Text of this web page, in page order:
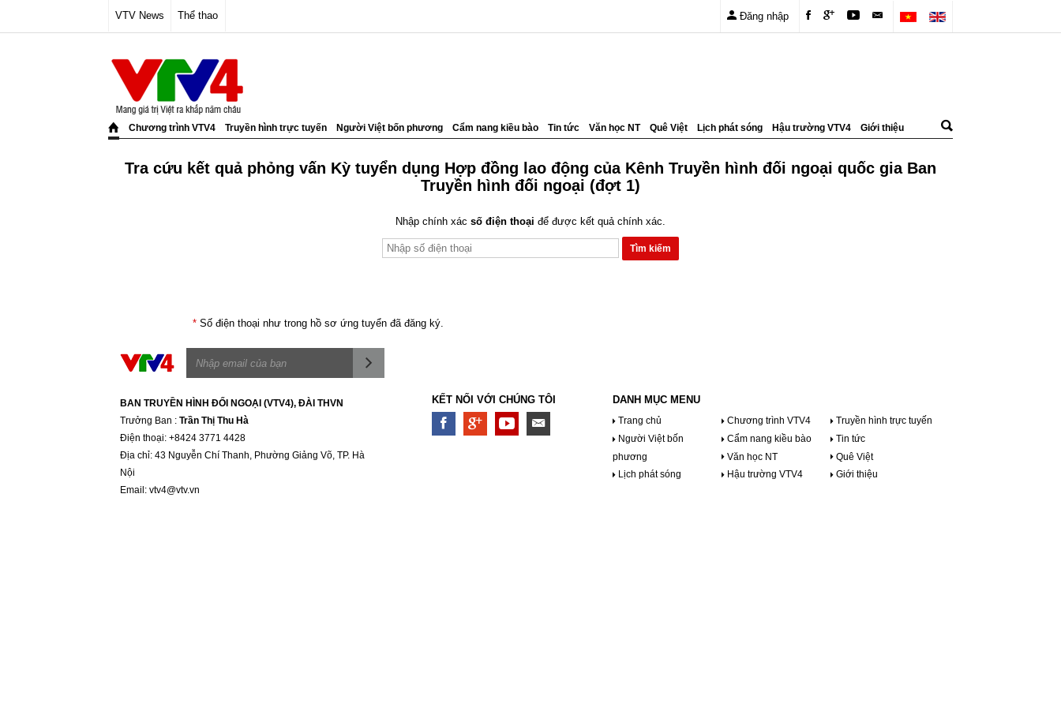
VTV News Thể thao Đăng nhập
Chương trình VTV4 Truyền hình trực tuyến Người Việt bốn phương Cẩm nang kiều bào Tin tức Văn học NT Quê Việt Lịch phát sóng Hậu trường VTV4 Giới thiệu
Tra cứu kết quả phỏng vấn Kỳ tuyển dụng Hợp đồng lao động của Kênh Truyền hình đối ngoại quốc gia Ban
Truyền hình đối ngoại (đợt 1)
Nhập chính xác số điện thoại để được kết quả chính xác.
Số điện thoại như trong hồ sơ ứng tuyển đã đăng ký.
BAN TRUYỀN HÌNH ĐỐI NGOẠI (VTV4), ĐÀI THVN
Trưởng Ban : Trần Thị Thu Hà
Ðiện thoại: +8424 3771 4428
Địa chỉ: 43 Nguyễn Chí Thanh, Phường Giảng Võ, TP. Hà
Nội
Email: vtv4@vtv.vn
KẾT NỐI VỚI CHÚNG TÔI DANH MỤC MENU
Trang chủ Chương trình VTV4
Truyền hình trực tuyến
Người Việt bốn
phương
Cẩm nang kiều bào
Tin tức
Văn học NT
Quê Việt
Lịch phát sóng
Hậu trường VTV4 Giới thiệu